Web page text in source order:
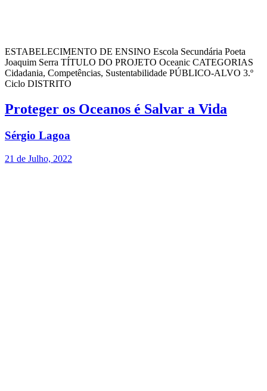
ESTABELECIMENTO DE ENSINO Escola Secundária Poeta
Joaquim Serra TÍTULO DO PROJETO Oceanic CATEGORIAS
Cidadania, Competências, Sustentabilidade PÚBLICO-ALVO 3.º
Ciclo DISTRITO
Proteger os Oceanos é Salvar a Vida
Sérgio Lagoa
21 de Julho, 2022